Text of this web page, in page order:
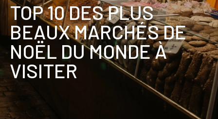
TOP 10 DES PLUS
BEAUX MARCHÉS DE
NOËL DU MONDE À
VISITER